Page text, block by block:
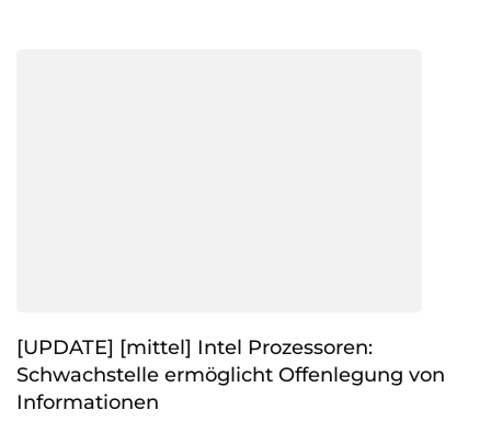
[UPDATE] [mittel] Intel Prozessoren:
Schwachstelle ermöglicht Offenlegung von
Informationen